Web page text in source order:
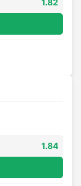
1.82
1.84